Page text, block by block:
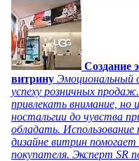
Создание
витрину Эмоциональный
успеху розничных
привлекать внимание,
ностальгии до чувства
обладать. Использование
дизайне витрин
покупателя. Эксперт SR